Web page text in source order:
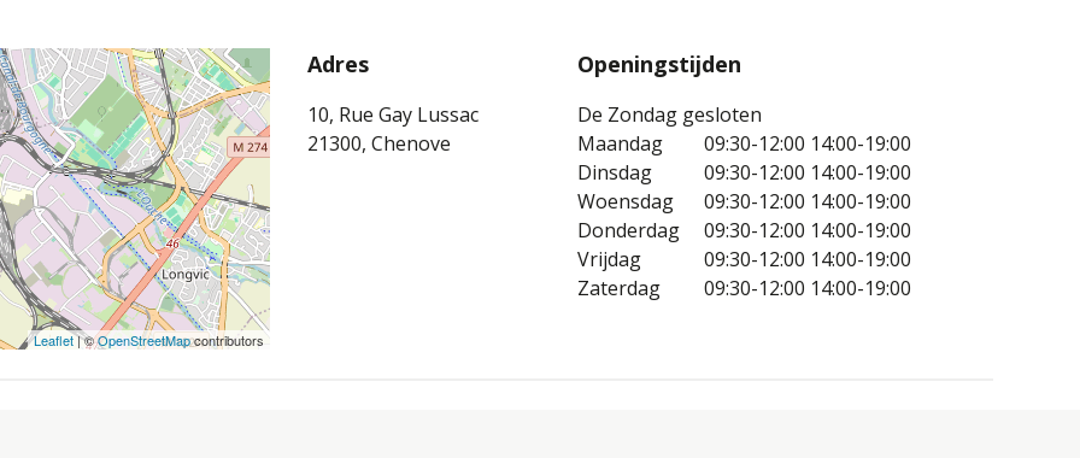
Leaflet| ©OpenStreetMapcontributors
Adres
10, Rue Gay Lussac
21300, Chenove
Openingstijden
De Zondag gesloten
Maandag
09:30-12:00 14:00-19:00
Dinsdag
09:30-12:00 14:00-19:00
Woensdag
09:30-12:00 14:00-19:00
Donderdag
09:30-12:00 14:00-19:00
Vrijdag
09:30-12:00 14:00-19:00
Zaterdag
09:30-12:00 14:00-19:00